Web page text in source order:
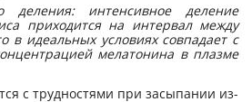
деления: интенсивное деление
приходится на интервал между
в идеальных условиях совпадает с
мелатонина в плазме
с трудностями при засыпании из-